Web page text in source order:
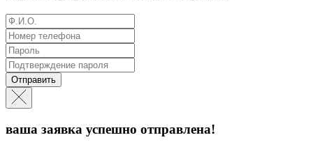
Отправить
ваша заявка успешно отправлена!